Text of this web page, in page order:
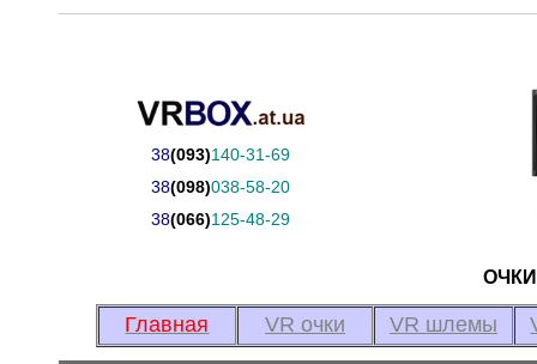
38(093)140-31-69
38(098)038-58-20
38(066)125-48-29
Главная VR очки VR шлемы